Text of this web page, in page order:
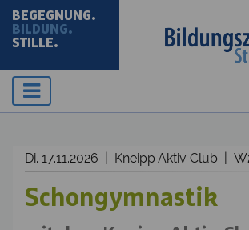
BEGEGNUNG.
BILDUNG.
STILLE.
Di. 17.11.2026 | Kneipp Aktiv Club |
Schongymnastik